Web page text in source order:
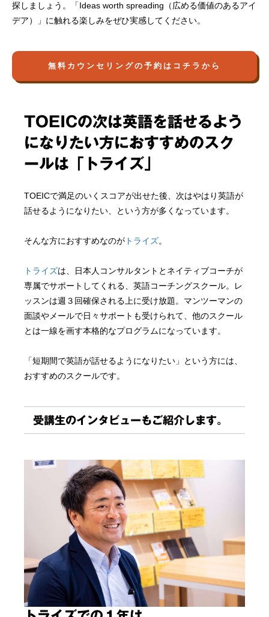
探しましょう。「Ideas worth spreading（広める価値のあるアイ
デア）」に触れる楽しみをぜひ実感してください。
無料カウンセリングの予約はコチラから
TOEICの次は英語を話せるよう
になりたい方におすすめのスク
ールは「トライズ」
TOEICで満足のいくスコアが出せた後、次はやはり英語が
話せるようになりたい、という方が多くなっています。
そんな方におすすめなのが トライズ。
トライズは、日本人コンサルタントとネイティブコーチが
専属でサポートしてくれる、英語コーチングスクール。レ
ッスンは週３回確保される上に受け放題。マンツーマンの
面談やメールで日々サポートも受けられて、他のスクール
とは一線を画す本格的なプログラムになっています。
「短期間で英語が話せるようになりたい」という方には、
おすすめのスクールです。
受講生のインタビューもご紹介します。